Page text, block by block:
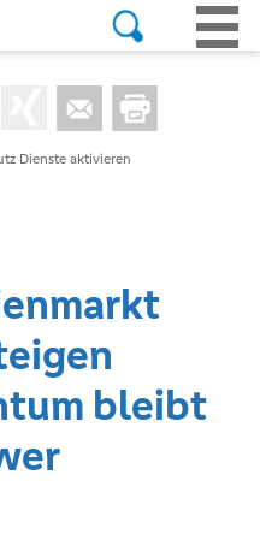
Dienste aktivieren
bleibt